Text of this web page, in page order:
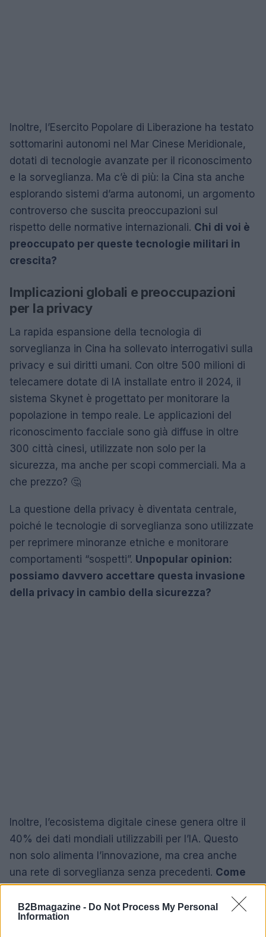
B2Bmagazine - Do Not Process My Personal
Information
Inoltre, l’Esercito Popolare di Liberazione ha testato
sottomarini autonomi nel Mar Cinese Meridionale,
dotati di tecnologie avanzate per il riconoscimento
e la sorveglianza. Ma c’è di più: la Cina sta anche
esplorando sistemi d’arma autonomi, un argomento
controverso che suscita preoccupazioni sul
rispetto delle normative internazionali. Chi di voi è
preoccupato per queste tecnologie militari in
crescita?
Implicazioni globali e preoccupazioni
per la privacy
La rapida espansione della tecnologia di
sorveglianza in Cina ha sollevato interrogativi sulla
privacy e sui diritti umani. Con oltre 500 milioni di
telecamere dotate di IA installate entro il 2024, il
sistema Skynet è progettato per monitorare la
popolazione in tempo reale. Le applicazioni del
riconoscimento facciale sono già diffuse in oltre
300 città cinesi, utilizzate non solo per la
sicurezza, ma anche per scopi commerciali. Ma a
che prezzo? 🤔
La questione della privacy è diventata centrale,
poiché le tecnologie di sorveglianza sono utilizzate
per reprimere minoranze etniche e monitorare
comportamenti “sospetti”. Unpopular opinion:
possiamo davvero accettare questa invasione
della privacy in cambio della sicurezza?
Inoltre, l’ecosistema digitale cinese genera oltre il
40% dei dati mondiali utilizzabili per l’IA. Questo
non solo alimenta l’innovazione, ma crea anche
una rete di sorveglianza senza precedenti. Come
pensate che questo influenzerà il futuro delle
democrazie nel mondo?